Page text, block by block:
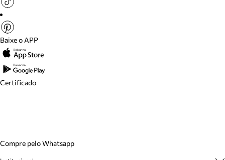
Baixe o APP
Certificado
Compre pelo Whatsapp